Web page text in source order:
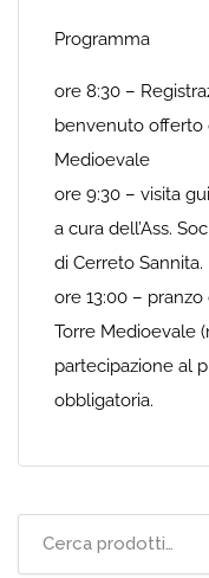
Programma
ore 8:30 –
benvenuto offerto
Medioevale
ore 9:30 – visita
a cura dell’Ass.
di Cerreto Sannita.
ore 13:00 –
Torre Medioevale
partecipazione al
obbligatoria.